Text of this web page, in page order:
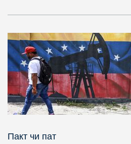
Пакт чи пат